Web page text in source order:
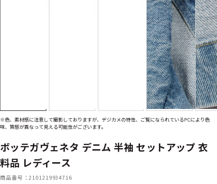
※色、素材感に注意して撮影しておりますが、デジカメの特性、ご覧になられているPCにより色
味、質感が異なって見える可能性がございます。
ボッテガヴェネタ デニム 半袖 セットアップ 衣
料品 レディース
商品番号：2101219934716